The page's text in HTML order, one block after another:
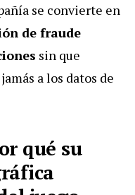
se convierte en
de fraude
sin que
a los datos de
qué su